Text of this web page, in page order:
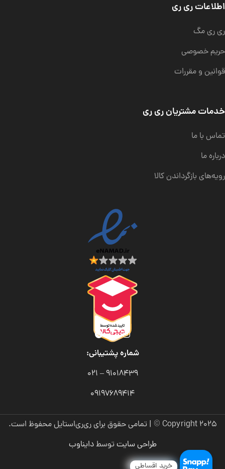
اطلاعات ری ری
ری ری مگ
حریم خصوصی
قوانین و مقررات
خدمات مشتریان ری ری
تماس با ما
درباره ما
رویه‌های بازگرداندن کالا
شماره پشتیبانی:
91018439 – 021
09197689414
Copyright 2025 © | تمامی حقوق برای ری‌ری‌استایل محفوظ است.
طراحی سایتتوسطدایناوب
خرید اقساطی